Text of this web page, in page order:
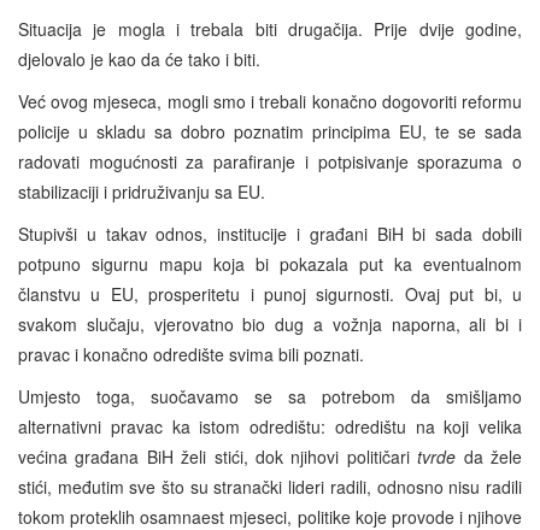
Situacija je mogla i trebala biti drugačija. Prije dvije godine,
djelovalo je kao da će tako i biti.
Već ovog mjeseca, mogli smo i trebali konačno dogovoriti reformu
policije u skladu sa dobro poznatim principima EU, te se sada
radovati mogućnosti za parafiranje i potpisivanje sporazuma o
stabilizaciji i pridruživanju sa EU.
Stupivši u takav odnos, institucije i građani BiH bi sada dobili
potpuno sigurnu mapu koja bi pokazala put ka eventualnom
članstvu u EU, prosperitetu i punoj sigurnosti. Ovaj put bi, u
svakom slučaju, vjerovatno bio dug a vožnja naporna, ali bi i
pravac i konačno odredište svima bili poznati.
Umjesto toga, suočavamo se sa potrebom da smišljamo
alternativni pravac ka istom odredištu: odredištu na koji velika
većina građana BiH želi stići, dok njihovi političaritvrde da žele
stići, međutim sve što su stranački lideri radili, odnosno nisu radili
tokom proteklih osamnaest mjeseci, politike koje provode i njihove